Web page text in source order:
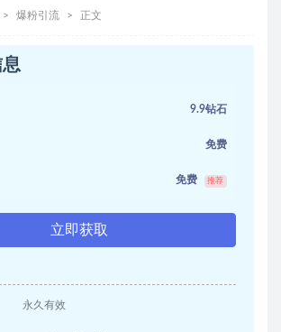
爆粉引流 正文
9.9钻石
免费
免费 推荐
立即获取
永久有效